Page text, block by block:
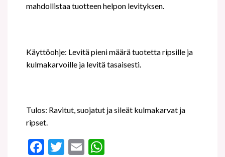
mahdollistaa tuotteen helpon levityksen.
Käyttöohje: Levitä pieni määrä tuotetta ripsille ja
kulmakarvoille ja levitä tasaisesti.
Tulos: Ravitut, suojatut ja sileät kulmakarvat ja
ripset.
Facebook
Twitter
EmailWhatsApp